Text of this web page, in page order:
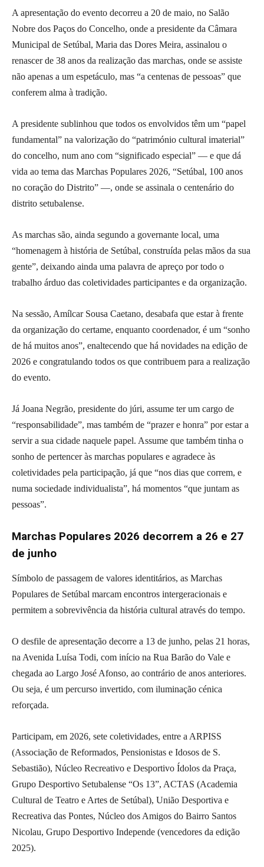
A apresentação do evento decorreu a 20 de maio, no Salão
Nobre dos Paços do Concelho, onde a presidente da Câmara
Municipal de Setúbal, Maria das Dores Meira, assinalou o
renascer de 38 anos da realização das marchas, onde se assiste
não apenas a um espetáculo, mas “a centenas de pessoas” que
conferem alma à tradição.
A presidente sublinhou que todos os envolvidos têm um “papel
fundamental” na valorização do “património cultural imaterial”
do concelho, num ano com “significado especial” — e que dá
vida ao tema das Marchas Populares 2026, “Setúbal, 100 anos
no coração do Distrito” —, onde se assinala o centenário do
distrito setubalense.
As marchas são, ainda segundo a governante local, uma
“homenagem à história de Setúbal, construída pelas mãos da sua
gente”, deixando ainda uma palavra de apreço por todo o
trabalho árduo das coletividades participantes e da organização.
Na sessão, Amílcar Sousa Caetano, desabafa que estar à frente
da organização do certame, enquanto coordenador, é um “sonho
de há muitos anos”, enaltecendo que há novidades na edição de
2026 e congratulando todos os que contribuem para a realização
do evento.
Já Joana Negrão, presidente do júri, assume ter um cargo de
“responsabilidade”, mas também de “prazer e honra” por estar a
servir a sua cidade naquele papel. Assume que também tinha o
sonho de pertencer às marchas populares e agradece às
coletividades pela participação, já que “nos dias que correm, e
numa sociedade individualista”, há momentos “que juntam as
pessoas”.
Marchas Populares 2026 decorrem a 26 e 27
de junho
Símbolo de passagem de valores identitários, as Marchas
Populares de Setúbal marcam encontros intergeracionais e
permitem a sobrevivência da história cultural através do tempo.
O desfile de apresentação decorre a 13 de junho, pelas 21 horas,
na Avenida Luísa Todi, com início na Rua Barão do Vale e
chegada ao Largo José Afonso, ao contrário de anos anteriores.
Ou seja, é um percurso invertido, com iluminação cénica
reforçada.
Participam, em 2026, sete coletividades, entre a ARPISS
(Associação de Reformados, Pensionistas e Idosos de S.
Sebastião), Núcleo Recreativo e Desportivo Ídolos da Praça,
Grupo Desportivo Setubalense “Os 13”, ACTAS (Academia
Cultural de Teatro e Artes de Setúbal), União Desportiva e
Recreativa das Pontes, Núcleo dos Amigos do Bairro Santos
Nicolau, Grupo Desportivo Independe (vencedores da edição
2025).